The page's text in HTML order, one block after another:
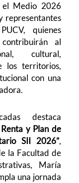
el Medio 2026
representantes
quienes
al
cultural,
los territorios,
con una
destaca
y Plan de
SII 2026”,
la Facultad de
María
una jornada